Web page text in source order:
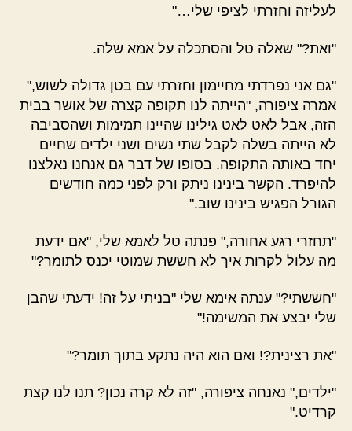
לעליזה וחזרתי לציפי שלי…"
"ואת?" שאלה טל והסתכלה על אמא שלה.
"גם אני נפרדתי מחיימון וחזרתי עם בטן גדולה לשוש,"
אמרה ציפורה, "הייתה לנו תקופה קצרה של אושר בבית
הזה, אבל לאט לאט גילינו שהיינו תמימות ושהסביבה
לא הייתה בשלה לקבל שתי נשים ושני ילדים שחיים
יחד באותה התקופה. בסופו של דבר גם אנחנו נאלצנו
להיפרד. הקשר בינינו ניתק ורק לפני כמה חודשים
הגורל הפגיש בינינו שוב."
"תחזרי רגע אחורה," פנתה טל לאמא שלי, "אם ידעת
מה עלול לקרות איך לא חששת שמוטי יכנס לתומר?"
"חששתי?" ענתה אימא שלי "בניתי על זה! ידעתי שהבן
שלי יבצע את המשימה!"
"את רצינית?! ואם הוא היה נתקע בתוך תומר?"
"ילדים," נאנחה ציפורה, "זה לא קרה נכון? תנו לנו קצת
קרדיט."